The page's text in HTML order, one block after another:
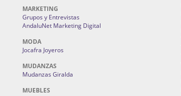
MARKETING
Grupos y Entrevistas
AndaluNet Marketing Digital
MODA
Jocafra Joyeros
MUDANZAS
Mudanzas Giralda
MUEBLES